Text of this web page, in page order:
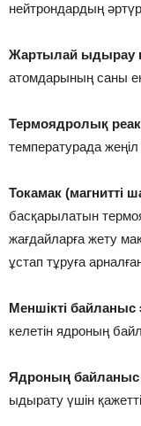
нейтрондардың
Жар­ты­лай ыды­рау
атомдарының саны
Тер­мояд­ро­лық
температурада
То­ка­мак (маг­нит­ті
басқарылатын
жағдайларға жету
ұстап тұруға
Мен­шік­ті бай­ла­ныс
келетін ядроның
Яд­ро­ның бай­ла­ныс
ыдырату үшін